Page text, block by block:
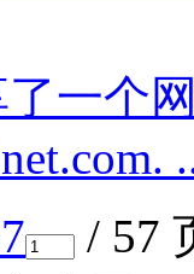
一个
/ 57